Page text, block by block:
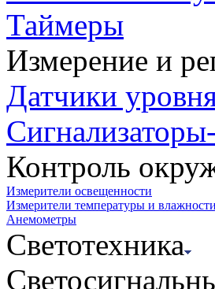
Таймеры
Измерение и
Датчики
Контроль
Измерители освещенности
Измерители температуры и влажности
Анемометры
Светотехника